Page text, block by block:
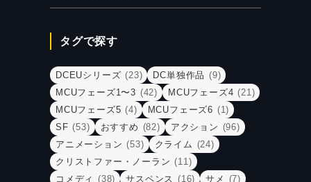
タグで探す
DCEUシリーズ (23) DC単独作品 (9)
MCUフェーズ1〜3 (42) MCUフェーズ4 (21)
MCUフェーズ5 (4) MCUフェーズ6 (1)
SF (53) おすすめ (82) アクション (96)
アニメーション (53) クライム (24)
クリストファー・ノーラン (11)
コメディ (38) サスペンス (16) サメ (7)